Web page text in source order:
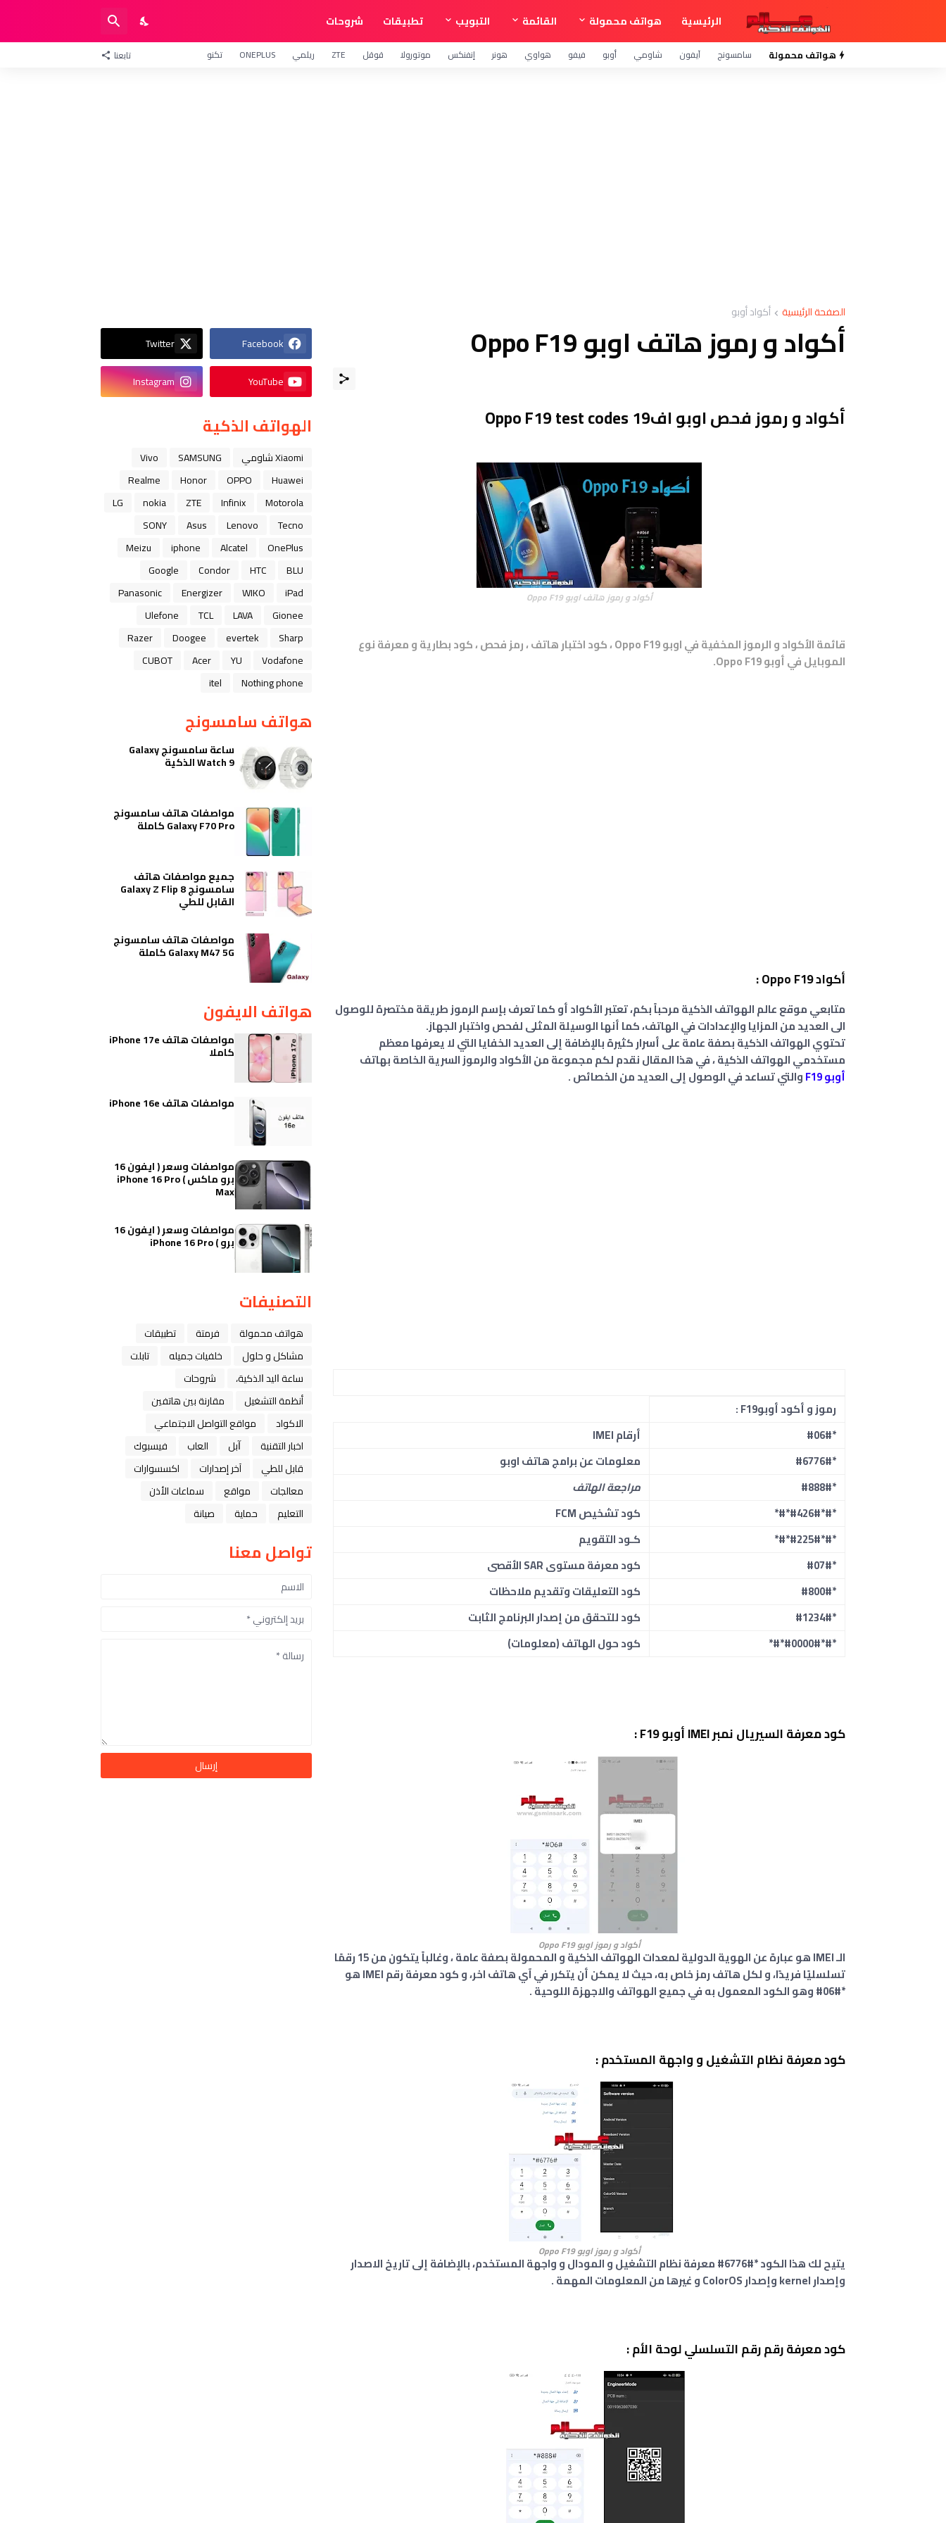
الرئيسية هواتف محمولة القائمة التبويب تطبيقات شروحات
هواتف محمولة سامسونج آيفون شاومي أوبو فيفو هواوي هونر إنفنكس موتورولا قوقل ZTE ريلمي ONEPLUS تكنو تابعنا
الصفحة الرئيسية أكواد أوبو
أكواد و رموز هاتف اوبو Oppo F19
أكواد و رموز فحص اوبو اف19 Oppo F19 test codes
أكواد و رموز هاتف اوبو Oppo F19
قائمة الأكواد و الرموز المخفية في اوبو Oppo F19 ، كود اختبار هاتف ، رمز فحص ، كود بطارية و معرفة نوع
الموبايل في أوبو Oppo F19.
أكواد Oppo F19 :
متابعي موقع عالم الهواتف الذكية مرحباً بكم، تعتبر الأكواد أو كما تعرف بإسم الرموز طريقة مختصرة للوصول
الى العديد من المزايا والإعدادات في الهاتف، كما أنها الوسيلة المثلى لفحص واختبار الجهاز.
تحتوي الهواتف الذكية بصفة عامة على أسرار كثيرة بالإضافة إلى العديد الخفايا التي لا يعرفها معظم
مستخدمي الهواتف الذكية ، في هذا المقال نقدم لكم مجموعة من الأكواد والرموز السرية الخاصة بهاتف
أوبوF19والتي تساعد في الوصول إلى العديد من الخصائص .
رموز و أكود أوبوF19 :
*#06#
أرقام IMEI
*#6776#
معلومات عن برامج هاتف اوبو
*#888#
مراجعة الهاتف
*#*#426#*#*
كود تشخيص FCM
*#*#225#*#*
كـود التقويم
*#07#
كود معرفة مستوى SAR الأقصى
*#800#
كود التعليقات وتقديم ملاحظات
*#1234#
كود للتحقق من إصدار البرنامج الثابت
*#*#0000#*#*
كود حول الهاتف (معلومات)
كود معرفة السيريال نمبر IMEI أوبو F19 :
أكواد و رموز اوبو OppoF19
الـ IMEI هو عبارة عن الهوية الدولية لمعدات الهواتف الذكية و المحمولة بصفة عامة ، وغالباً يتكون من 15 رقمًا
تسلسليًا فريدًا، و لكل هاتف رمز خاص به، حيث لا يمكن أن يتكرر في آي هاتف اخر، و كود معرفة رقم IMEI هو
*#06# وهو الكود المعمول به في جميع الهواتف والاجهزة اللوحية .
كود معرفة نظام التشغيل و واجهة المستخدم :
أكواد و رموز اوبو OppoF19
يتيح لك هذا الكود *#6776# معرفة نظام التشغيل و المودال و واجهة المستخدم، بالإضافة إلى تاريخ الاصدار
وإصدار kernel وإصدار ColorOS و غيرها من المعلومات المهمة .
كود معرفة رقم رقم التسلسلي لوحة الأم :
Facebook
Twitter
YouTube
Instagram
الهواتف الذكية
Xiaomi شاومي SAMSUNG
Vivo
Huawei
OPPO
Honor
Realme
Motorola
Infinix
ZTE
nokia
LG
Tecno
Lenovo
Asus
SONY
OnePlus
Alcatel
iphone
Meizu
BLU
HTC
Condor
Google
iPad
WIKO
Energizer
Panasonic
Gionee
LAVA
TCL
Ulefone
Sharp
evertek
Doogee
Razer
Vodafone
YU
Acer
CUBOT
Nothing phone
itel
هواتف سامسونج
ساعة سامسونج Galaxy
Watch 9 الذكية
مواصفات هاتف سامسونج
Galaxy F70 Pro كاملة
جميع مواصفات هاتف
سامسونج Galaxy Z Flip 8
القابل للطي
مواصفات هاتف سامسونج
Galaxy M47 5G كاملة
هواتف الايفون
مواصفات هاتف iPhone 17e
كاملا
مواصفات هاتف iPhone 16e
مواصفات وسعر ( ايفون 16
برو ماكس ) iPhone 16 Pro
Max
مواصفات وسعر ( ايفون 16
برو ) iPhone 16 Pro
التصنيفات
هواتف محمولة فرمتة
تطبيقات
مشاكل و حلول
خلفيات جميله
تابلت
ﺳﺎﻋﺔ ﺍﻟﻴﺪ ﺍﻟﺬﻛﻴﺔ،
شروحات
أنظمة التشغيل
مقارنة بين هاتفين
الاكواد
مواقع التواصل الاجتماعي
اخبار التقنية
ﺁﺑﻞ العاب
فيسبوك
قابل للطي
آخر إصدارات
اكسسوارات
معالجات
مواقع
سماعات الأذن
التعليم
حماية صيانة
تواصل معنا